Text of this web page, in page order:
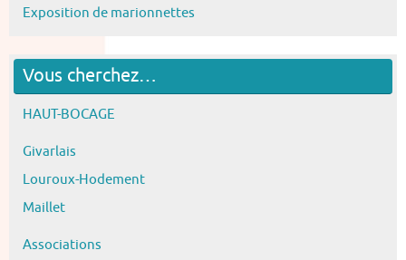
Exposition de marionnettes
Vous cherchez…
HAUT-BOCAGE
Givarlais
Louroux-Hodement
Maillet
Associations